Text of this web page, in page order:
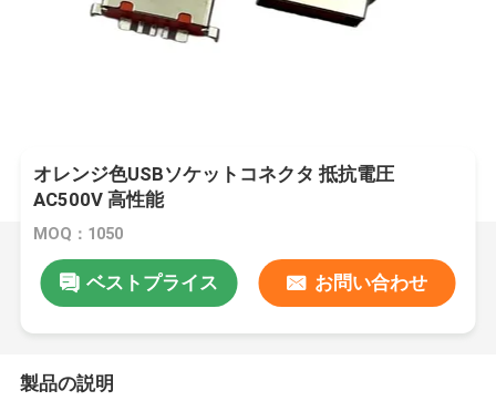
オレンジ色USBソケットコネクタ 抵抗電圧
AC500V 高性能
MOQ：1050
ベストプライス お問い合わせ
製品の説明